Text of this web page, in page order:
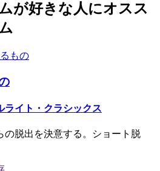
が好きな人にオスス
ライト・クラシックス
の脱出を決意する。ショート脱